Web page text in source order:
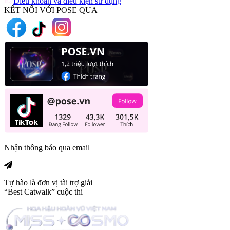
KẾT NỐI VỚI POSE QUA
Nhận thông báo qua email
Tự hào là đơn vị tài trợ giải
“Best Catwalk” cuộc thi